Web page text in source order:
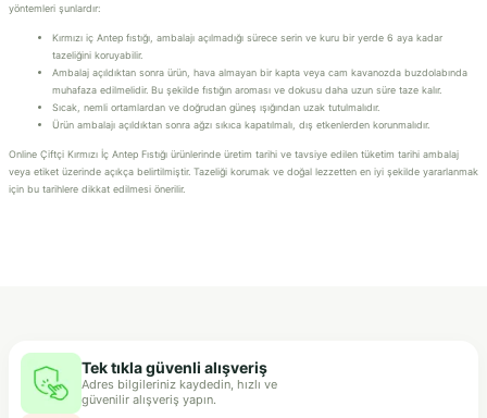
yöntemleri şunlardır:
Kırmızı iç Antep fıstığı, ambalajı açılmadığı sürece serin ve kuru bir yerde 6 aya kadar
tazeliğini koruyabilir.
Ambalaj açıldıktan sonra ürün, hava almayan bir kapta veya cam kavanozda buzdolabında
muhafaza edilmelidir. Bu şekilde fıstığın aroması ve dokusu daha uzun süre taze kalır.
Sıcak, nemli ortamlardan ve doğrudan güneş ışığından uzak tutulmalıdır.
Ürün ambalajı açıldıktan sonra ağzı sıkıca kapatılmalı, dış etkenlerden korunmalıdır.
Online Çiftçi Kırmızı İç Antep Fıstığı ürünlerinde üretim tarihi ve tavsiye edilen tüketim tarihi ambalaj
veya etiket üzerinde açıkça belirtilmiştir. Tazeliği korumak ve doğal lezzetten en iyi şekilde yararlanmak
için bu tarihlere dikkat edilmesi önerilir.
Tek tıkla güvenli alışveriş
Adres bilgileriniz kaydedin, hızlı ve
güvenilir alışveriş yapın.